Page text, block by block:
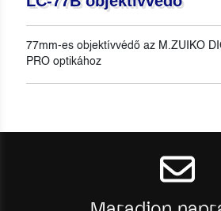
77mm-es objektívvédő az M.ZUIKO
PRO optikához